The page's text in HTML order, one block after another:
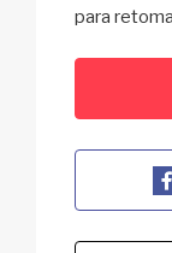
para